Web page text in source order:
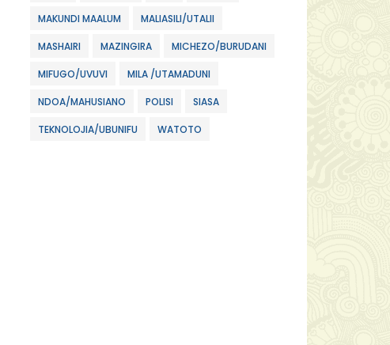
MAKUNDI MAALUM MALIASILI/UTALII
MASHAIRI MAZINGIRA MICHEZO/BURUDANI
MIFUGO/UVUVI MILA /UTAMADUNI
NDOA/MAHUSIANO POLISI SIASA
TEKNOLOJIA/UBUNIFU WATOTO